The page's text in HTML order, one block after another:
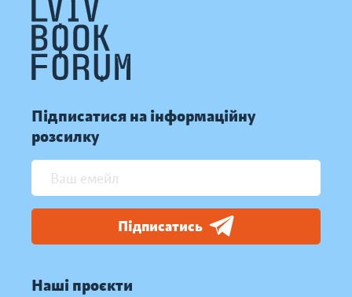
Підписатися на інформаційну
розсилку
Підписатись
Наші проєкти